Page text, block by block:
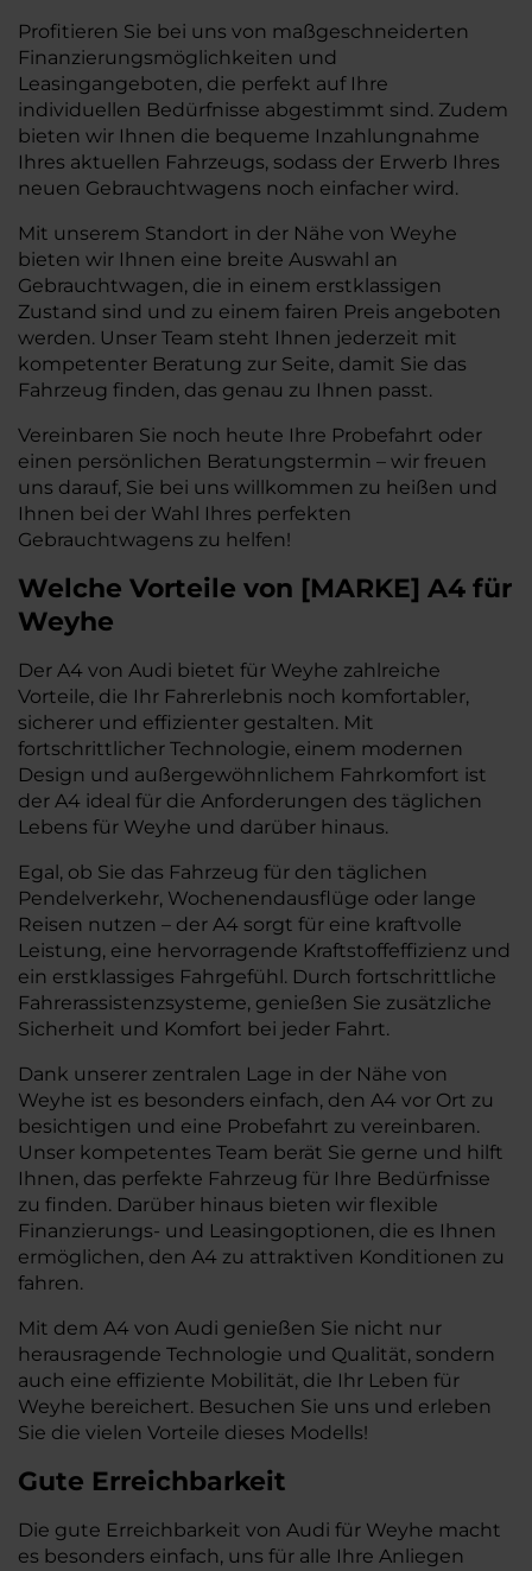
Profitieren Sie bei uns von maßgeschneiderten
Finanzierungsmöglichkeiten und
Leasingangeboten, die perfekt auf Ihre
individuellen Bedürfnisse abgestimmt sind. Zudem
bieten wir Ihnen die bequeme Inzahlungnahme
Ihres aktuellen Fahrzeugs, sodass der Erwerb Ihres
neuen Gebrauchtwagens noch einfacher wird.
Mit unserem Standort in der Nähe von Weyhe
bieten wir Ihnen eine breite Auswahl an
Gebrauchtwagen, die in einem erstklassigen
Zustand sind und zu einem fairen Preis angeboten
werden. Unser Team steht Ihnen jederzeit mit
kompetenter Beratung zur Seite, damit Sie das
Fahrzeug finden, das genau zu Ihnen passt.
Vereinbaren Sie noch heute Ihre Probefahrt oder
einen persönlichen Beratungstermin – wir freuen
uns darauf, Sie bei uns willkommen zu heißen und
Ihnen bei der Wahl Ihres perfekten
Gebrauchtwagens zu helfen!
Welche Vorteile von [MARKE] A4 für
Weyhe
Der A4 von Audi bietet für Weyhe zahlreiche
Vorteile, die Ihr Fahrerlebnis noch komfortabler,
sicherer und effizienter gestalten. Mit
fortschrittlicher Technologie, einem modernen
Design und außergewöhnlichem Fahrkomfort ist
der A4 ideal für die Anforderungen des täglichen
Lebens für Weyhe und darüber hinaus.
Egal, ob Sie das Fahrzeug für den täglichen
Pendelverkehr, Wochenendausflüge oder lange
Reisen nutzen – der A4 sorgt für eine kraftvolle
Leistung, eine hervorragende Kraftstoffeffizienz und
ein erstklassiges Fahrgefühl. Durch fortschrittliche
Fahrerassistenzsysteme, genießen Sie zusätzliche
Sicherheit und Komfort bei jeder Fahrt.
Dank unserer zentralen Lage in der Nähe von
Weyhe ist es besonders einfach, den A4 vor Ort zu
besichtigen und eine Probefahrt zu vereinbaren.
Unser kompetentes Team berät Sie gerne und hilft
Ihnen, das perfekte Fahrzeug für Ihre Bedürfnisse
zu finden. Darüber hinaus bieten wir flexible
Finanzierungs- und Leasingoptionen, die es Ihnen
ermöglichen, den A4 zu attraktiven Konditionen zu
fahren.
Mit dem A4 von Audi genießen Sie nicht nur
herausragende Technologie und Qualität, sondern
auch eine effiziente Mobilität, die Ihr Leben für
Weyhe bereichert. Besuchen Sie uns und erleben
Sie die vielen Vorteile dieses Modells!
Gute Erreichbarkeit
Die gute Erreichbarkeit von Audi für Weyhe macht
es besonders einfach, uns für alle Ihre Anliegen